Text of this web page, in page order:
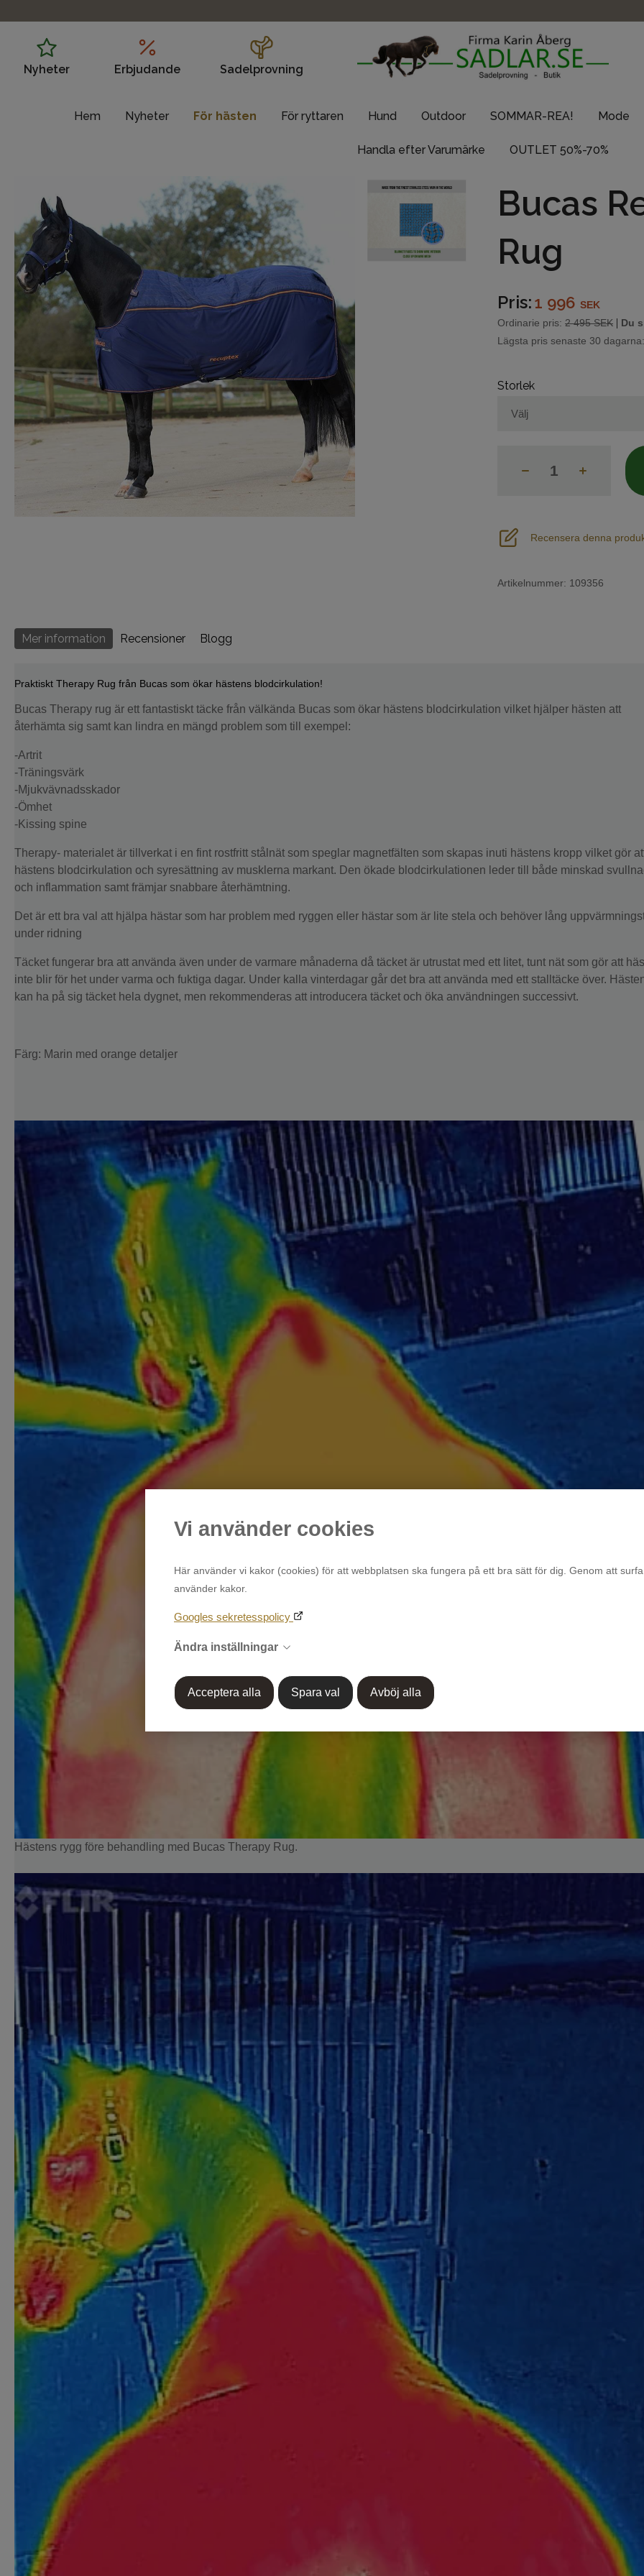
Vi använder cookies
Här använder vi kakor (cookies) för att webbplatsen ska fungera på ett bra sätt för dig. Genom att
använder kakor.
Googles sekretesspolicy
Ändra inställningar
Acceptera alla Spara val Avböj alla
Nyheter Erbjudande Sadelprovning
Hem Nyheter För hästen För ryttaren Hund Outdoor SOMMAR-REA! Mode
Handla efter Varumärke OUTLET 50%-70%
Bucas
Rug
Pris:1 996 SEK
Ordinarie pris: 2 495 SEK | Du
Lägsta pris senaste 30 dagarna:
Storlek
Recensera denna
Artikelnummer: 109356
Mer information
Praktiskt Therapy Rug från Bucas som ökar hästens blodcirkulation!
Bucas Therapy rug är ett fantastiskt täcke från välkända Bucas som ökar hästens blodcirkulation vilket hjälper hästen att
återhämta sig samt kan lindra en mängd problem som till exempel:
-Artrit
-Träningsvärk
-Mjukvävnadsskador
-Ömhet
-Kissing spine
Therapy- materialet är tillverkat i en fint rostfritt stålnät som speglar magnetfälten som skapas inuti hästens kropp vilket gör
hästens blodcirkulation och syresättning av musklerna markant. Den ökade blodcirkulationen leder till både minskad
och inflammation samt främjar snabbare återhämtning.
Det är ett bra val att hjälpa hästar som har problem med ryggen eller hästar som är lite stela och behöver lång
under ridning
Täcket fungerar bra att använda även under de varmare månaderna då täcket är utrustat med ett litet, tunt nät som gör att
inte blir för het under varma och fuktiga dagar. Under kalla vinterdagar går det bra att använda med ett stalltäcke över.
kan ha på sig täcket hela dygnet, men rekommenderas att introducera täcket och öka användningen successivt.
Färg: Marin med orange detaljer
Hästens rygg före behandling med Bucas Therapy Rug.
Recensioner Blogg